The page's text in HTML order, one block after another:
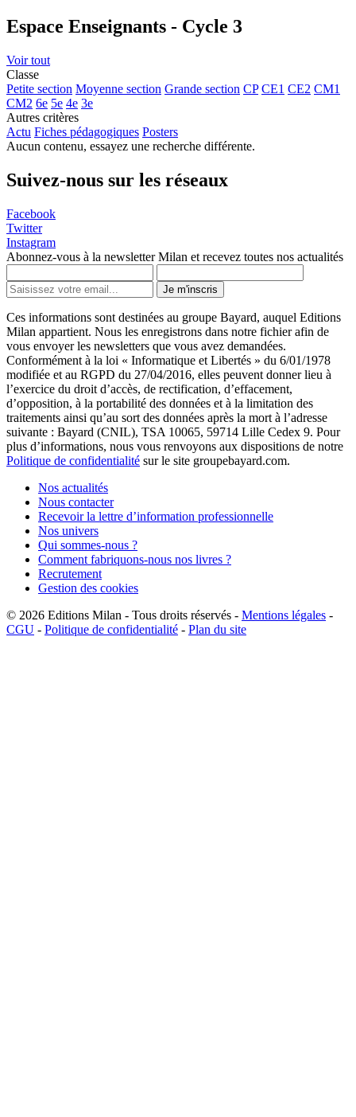
Espace Enseignants - Cycle 3
Voir tout
Classe
Petite section Moyenne section Grande section CP CE1 CE2 CM1
CM2 6e 5e 4e 3e
Autres critères
Actu Fiches pédagogiques Posters
Aucun contenu, essayez une recherche différente.
Suivez-nous sur les réseaux
Facebook
Twitter
Instagram
Abonnez-vous à la newsletter Milan et recevez toutes nos actualités
Je m'inscris
Ces informations sont destinées au groupe Bayard, auquel Editions
Milan appartient. Nous les enregistrons dans notre fichier afin de
vous envoyer les newsletters que vous avez demandées.
Conformément à la loi « Informatique et Libertés » du 6/01/1978
modifiée et au RGPD du 27/04/2016, elles peuvent donner lieu à
l’exercice du droit d’accès, de rectification, d’effacement,
d’opposition, à la portabilité des données et à la limitation des
traitements ainsi qu’au sort des données après la mort à l’adresse
suivante : Bayard (CNIL), TSA 10065, 59714 Lille Cedex 9. Pour
plus d’informations, nous vous renvoyons aux dispositions de notre
Politique de confidentialité sur le site groupebayard.com.
Nos actualités
Nous contacter
Recevoir la lettre d’information professionnelle
Nos univers
Qui sommes-nous ?
Comment fabriquons-nous nos livres ?
Recrutement
Gestion des cookies
© 2026 Editions Milan - Tous droits réservés - Mentions légales -
CGU - Politique de confidentialité - Plan du site